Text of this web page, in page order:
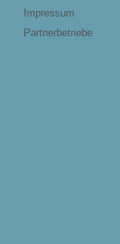
Impressum
Partnerbetriebe